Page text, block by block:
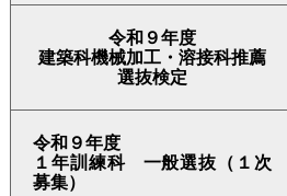
令和９年度
建築科機械加工・溶接科推薦
選抜検定
令和９年度
１年訓練科 一般選抜（１次
募集）